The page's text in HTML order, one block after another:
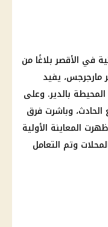
في الأقصر بلاغًا من
مارجرجس، يفيد
بالدير. وعلى
الحادث، وباشرت فرق
المعاينة الأولية
وتم التعامل